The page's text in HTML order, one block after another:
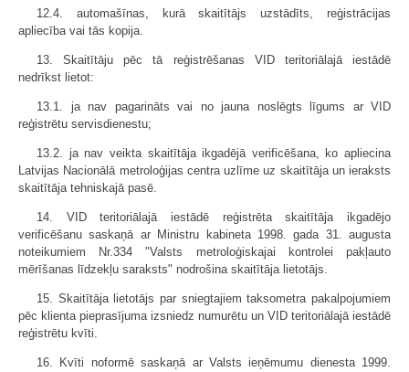
12.4. automašīnas, kurā skaitītājs uzstādīts, reģistrācijas
apliecība vai tās kopija.
13. Skaitītāju pēc tā reģistrēšanas VID teritoriālajā iestādē
nedrīkst lietot:
13.1. ja nav pagarināts vai no jauna noslēgts līgums ar VID
reģistrētu servisdienestu;
13.2. ja nav veikta skaitītāja ikgadējā verificēšana, ko apliecina
Latvijas Nacionālā metroloģijas centra uzlīme uz skaitītāja un ieraksts
skaitītāja tehniskajā pasē.
14. VID teritoriālajā iestādē reģistrēta skaitītāja ikgadējo
verificēšanu saskaņā ar Ministru kabineta 1998. gada 31. augusta
noteikumiem Nr.334 "Valsts metroloģiskajai kontrolei pakļauto
mērīšanas līdzekļu saraksts" nodrošina skaitītāja lietotājs.
15. Skaitītāja lietotājs par sniegtajiem taksometra pakalpojumiem
pēc klienta pieprasījuma izsniedz numurētu un VID teritoriālajā iestādē
reģistrētu kvīti.
16. Kvīti noformē saskaņā ar Valsts ieņēmumu dienesta 1999.